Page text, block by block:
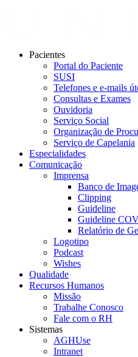
Pacientes
Portal do Paciente
SUSI
Telefones e e-mails
Consultas e Exames
Ouvidoria
Serviço Social
Organização de
Serviço de Capelania
Especialidades
Comunicação
Imprensa
Banco de
Clipping
Guideline
Guideline
Relatório de
Logotipo
Podcast
Wishes
Qualidade
Recursos Humanos
Missão
Trabalhe Conosco
Fale com o RH
Sistemas
AGHUse
Intranet